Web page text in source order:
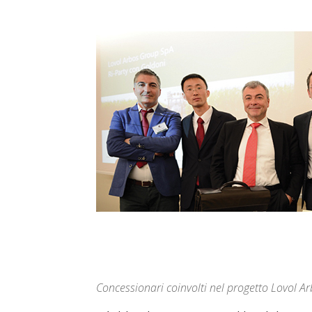
Concessionari coinvolti nel progetto Lovol